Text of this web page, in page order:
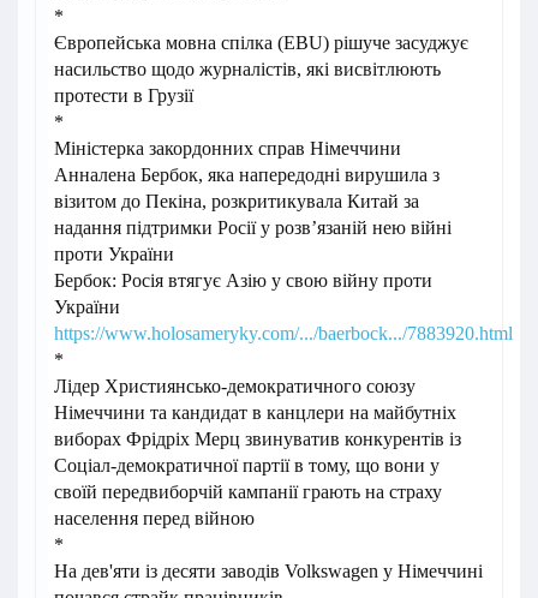
*
Європейська мовна спілка (EBU) рішуче засуджує
насильство щодо журналістів, які висвітлюють
протести в Грузії
*
Міністерка закордонних справ Німеччини
Анналена Бербок, яка напередодні вирушила з
візитом до Пекіна, розкритикувала Китай за
надання підтримки Росії у розв’язаній нею війні
проти України
Бербок: Росія втягує Азію у свою війну проти
України
https://www.holosameryky.com/.../baerbock.../7883920.html
*
Лідер Християнсько-демократичного союзу
Німеччини та кандидат в канцлери на майбутніх
виборах Фрідріх Мерц звинуватив конкурентів із
Соціал-демократичної партії в тому, що вони у
своїй передвиборчій кампанії грають на страху
населення перед війною
*
На дев'яти із десяти заводів Volkswagen у Німеччині